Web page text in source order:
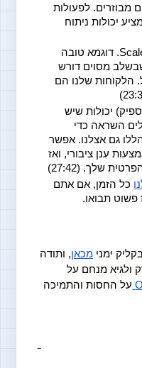
שמאפשר לך לבצע חישובים מבוזרים. לפעולות
היא הדאטה על ניטור המערכות שבשלב מסוים דורש
אנחנו בוחנים כל הזמן (אבל לא מספיק) יכולות שיש
במידת הצורך לשלב את היכולות הללו גם אצלנו. אפשר
לבחון מערכת או פיצ'ר חדשים באמצעות ענן ציבורי, ואז
שלך. (27:42)
פשוט תבואו.
מכאן, ותודה
על התקציר של הפרק ולגיא מנחם על